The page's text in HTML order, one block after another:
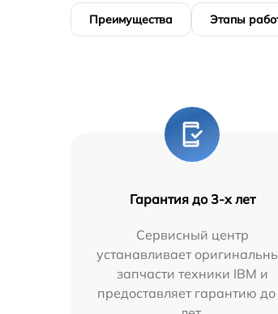
Преимущества Этапы
Гарантия до 3-х лет
Сервисный центр
устанавливает
запчасти техники IBM и
предоставляет гарантию до